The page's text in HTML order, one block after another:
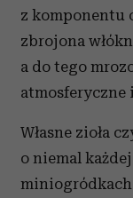
z komponentu
zbrojona
a do tego
atmosferyczne
Własne zioła
o niemal